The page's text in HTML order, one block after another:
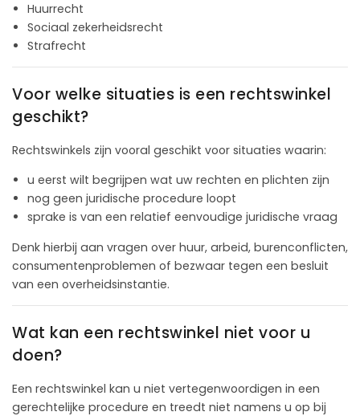
Huurrecht
Sociaal zekerheidsrecht
Strafrecht
Voor welke situaties is een rechtswinkel
geschikt?
Rechtswinkels zijn vooral geschikt voor situaties waarin:
u eerst wilt begrijpen wat uw rechten en plichten zijn
nog geen juridische procedure loopt
sprake is van een relatief eenvoudige juridische vraag
Denk hierbij aan vragen over huur, arbeid, burenconflicten,
consumentenproblemen of bezwaar tegen een besluit
van een overheidsinstantie.
Wat kan een rechtswinkel niet voor u
doen?
Een rechtswinkel kan u niet vertegenwoordigen in een
gerechtelijke procedure en treedt niet namens u op bij